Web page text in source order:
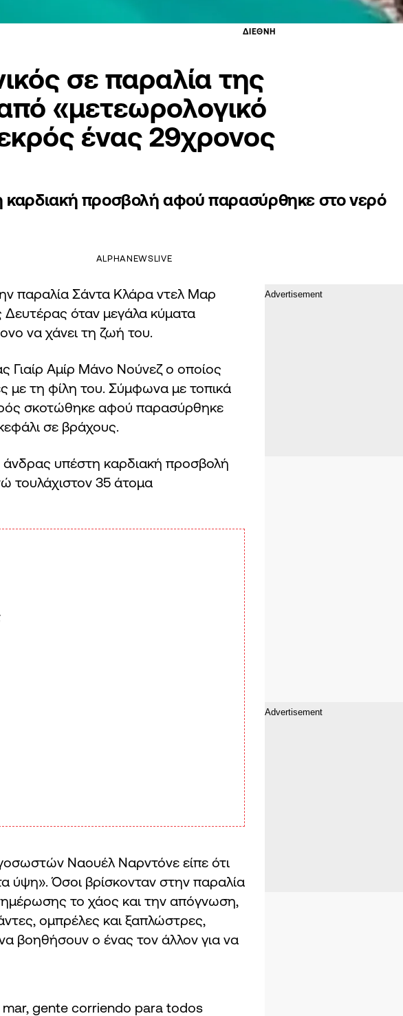
ΔΙΕΘΝΗ
σε παραλία της
«μετεωρολογικό
ένας 29χρονος
καρδιακή προσβολή αφού παρασύρθηκε στο νερό
ALPHANEWSLIVE
παραλία Σάντα Κλάρα ντελ Μαρ
όταν μεγάλα κύματα
να χάνει τη ζωή του.
Γιαίρ Αμίρ Μάνο Νούνεζ ο οποίος
με τη φίλη του. Σύμφωνα με τοπικά
σκοτώθηκε αφού παρασύρθηκε
σε βράχους.
άνδρας υπέστη καρδιακή προσβολή
τουλάχιστον 35 άτομα
Ναουέλ Ναρντόνε είπε ότι
ύψη». Όσοι βρίσκονταν στην παραλία
το χάος και την απόγνωση,
ομπρέλες και ξαπλώστρες,
βοηθήσουν ο ένας τον άλλον για να
gente corriendo para todos